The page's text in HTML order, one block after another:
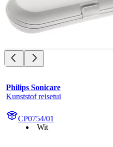
Philips Sonicare
Kunststof reisetui
CP0754/01
Wit